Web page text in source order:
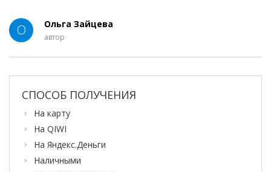
О Ольга Зайцева
автор
СПОСОБ ПОЛУЧЕНИЯ
На карту
На QIWI
На Яндекс.Деньги
Наличными